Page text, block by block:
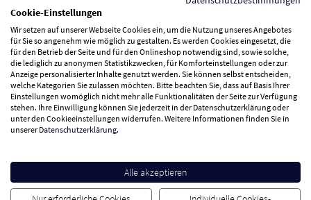
Vertrag widerrufen
Zahlungsarten
Wir versenden mit
Besuchen Sie uns
Cookie-Einstellungen
Wir setzen auf unserer Webseite Cookies ein, um die Nutzung unseres Angebotes
für Sie so angenehm wie möglich zu gestalten. Es werden Cookies eingesetzt, die
für den Betrieb der Seite und für den Onlineshop notwendig sind, sowie solche,
die lediglich zu anonymen Statistikzwecken, für Komforteinstellungen oder zur
Anzeige personalisierter Inhalte genutzt werden. Sie können selbst entscheiden,
welche Kategorien Sie zulassen möchten. Bitte beachten Sie, dass auf Basis Ihrer
Einstellungen womöglich nicht mehr alle Funktionalitäten der Seite zur Verfügung
stehen. Ihre Einwilligung können Sie jederzeit in der Datenschutzerklärung oder
unter den Cookieeinstellungen widerrufen. Weitere Informationen finden Sie in
unsererDatenschutzerklärung.
Alle akzeptieren